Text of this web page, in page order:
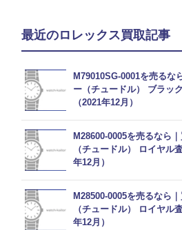
最近のロレックス買取記事
M79010SG-0001を売るな
ー（チュードル） ブラッ
（2021年12月）
M28600-0005を売るなら
（チュードル） ロイヤル
年12月）
M28500-0005を売るなら
（チュードル） ロイヤル
年12月）